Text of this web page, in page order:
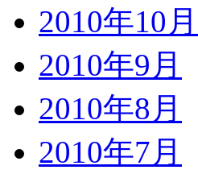
2010年10月
2010年9月
2010年8月
2010年7月